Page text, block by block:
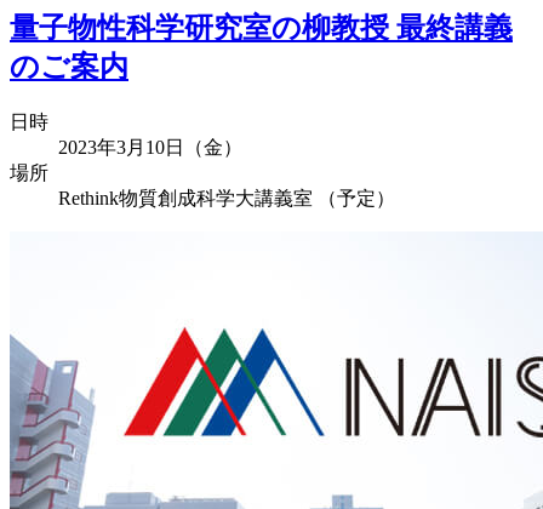
量子物性科学研究室の柳教授 最終講義
のご案内
日時
2023年3月10日（金）
場所
Rethink物質創成科学大講義室 （予定）